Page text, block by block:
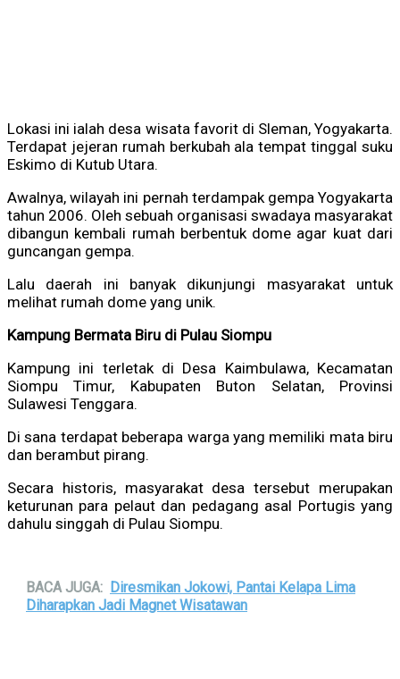
Lokasi ini ialah desa wisata favorit di Sleman, Yogyakarta.
Terdapat jejeran rumah berkubah ala tempat tinggal suku
Eskimo di Kutub Utara.
Awalnya, wilayah ini pernah terdampak gempa Yogyakarta
tahun 2006. Oleh sebuah organisasi swadaya masyarakat
dibangun kembali rumah berbentuk dome agar kuat dari
guncangan gempa.
Lalu daerah ini banyak dikunjungi masyarakat untuk
melihat rumah dome yang unik.
Kampung Bermata Biru di Pulau Siompu
Kampung ini terletak di Desa Kaimbulawa, Kecamatan
Siompu Timur, Kabupaten Buton Selatan, Provinsi
Sulawesi Tenggara.
Di sana terdapat beberapa warga yang memiliki mata biru
dan berambut pirang.
Secara historis, masyarakat desa tersebut merupakan
keturunan para pelaut dan pedagang asal Portugis yang
dahulu singgah di Pulau Siompu.
BACA JUGA: Diresmikan Jokowi, Pantai Kelapa Lima
Diharapkan Jadi Magnet Wisatawan